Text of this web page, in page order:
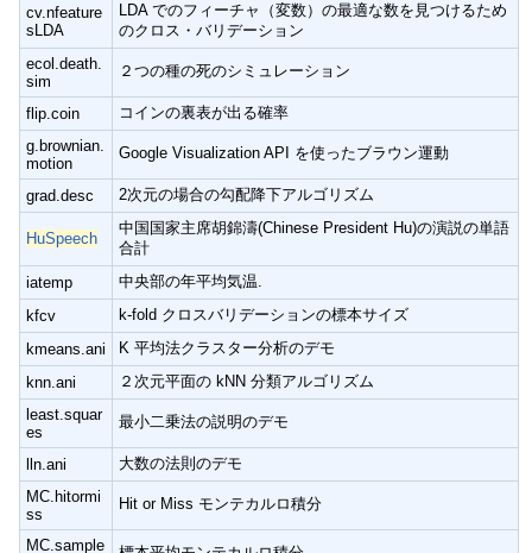
cv.nfeature
sLDA
LDA でのフィーチャ（変数）の最適な数を見つけるため
のクロス・バリデーション
ecol.death.
sim
２つの種の死のシミュレーション
flip.coin
コインの裏表が出る確率
g.brownian.
motion
Google Visualization API を使ったブラウン運動
grad.desc 2次元の場合の勾配降下アルゴリズム
HuSpeech
中国国家主席胡錦濤(Chinese President Hu)の演説の単語
合計
iatemp
中央部の年平均気温.
kfcv
k-fold クロスバリデーションの標本サイズ
kmeans.ani
K 平均法クラスター分析のデモ
knn.ani
２次元平面の kNN 分類アルゴリズム
least.squar
es
最小二乗法の説明のデモ
lln.ani
大数の法則のデモ
MC.hitormi
ss
Hit or Miss モンテカルロ積分
MC.sample